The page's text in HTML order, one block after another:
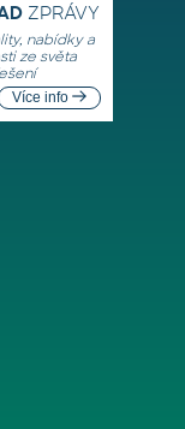
ZPRÁVY
nabídky a
ze světa
Více info